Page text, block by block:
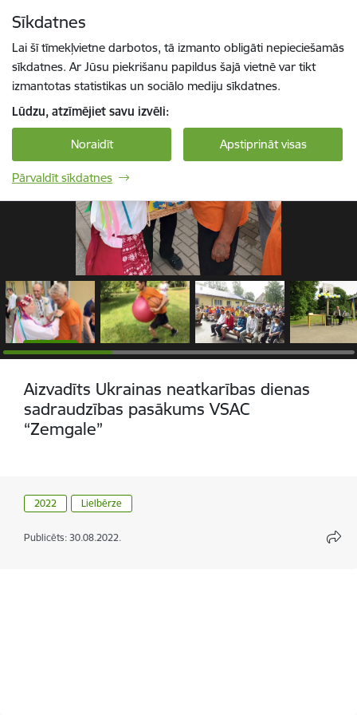
Sīkdatnes
Lai šī tīmekļvietne darbotos, tā izmanto obligāti nepieciešamās
sīkdatnes. Ar Jūsu piekrišanu papildus šajā vietnē var tikt
izmantotas statistikas un sociālo mediju sīkdatnes.
Lūdzu, atzīmējiet savu izvēli:
Noraidīt Apstiprināt visas
Pārvaldīt sīkdatnes
1 / 12
Aizvadīts Ukrainas neatkarības dienas
sadraudzības pasākums VSAC
“Zemgale”
2022 Lielbērze
Publicēts: 30.08.2022.